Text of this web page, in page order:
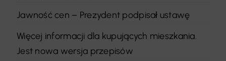
Jawność cen – Prezydent podpisał ustawę
Więcej informacji dla kupujących mieszkania.
Jest nowa wersja przepisów